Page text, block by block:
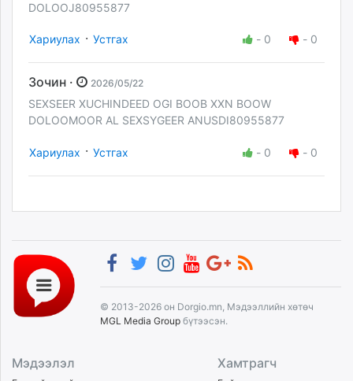
DOLOOJ80955877
Хариулах · Устгах - 0 - 0
Зочин · 2026/05/22
SEXSEER XUCHINDEED OGI BOOB XXN BOOW
DOLOOMOOR AL SEXSYGEER ANUSDI80955877
Хариулах · Устгах - 0 - 0
© 2013-2026 он Dorgio.mn, Мэдээллийн хөтөч
MGL Media Group бүтээсэн.
Мэдээлэл Хамтрагч